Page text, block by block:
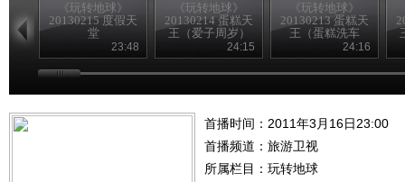
《玩转地球》
20130215 度假天
堂
23:48
《玩转地球》
20130214 蛋糕天
王（爱子周岁）
24:15
《玩转地球》
20130213 蛋糕天
王（蛋糕洗车
24:16
首播时间：2011年3月16日23:00
首播频道： 旅游卫视
所属栏目： 玩转地球